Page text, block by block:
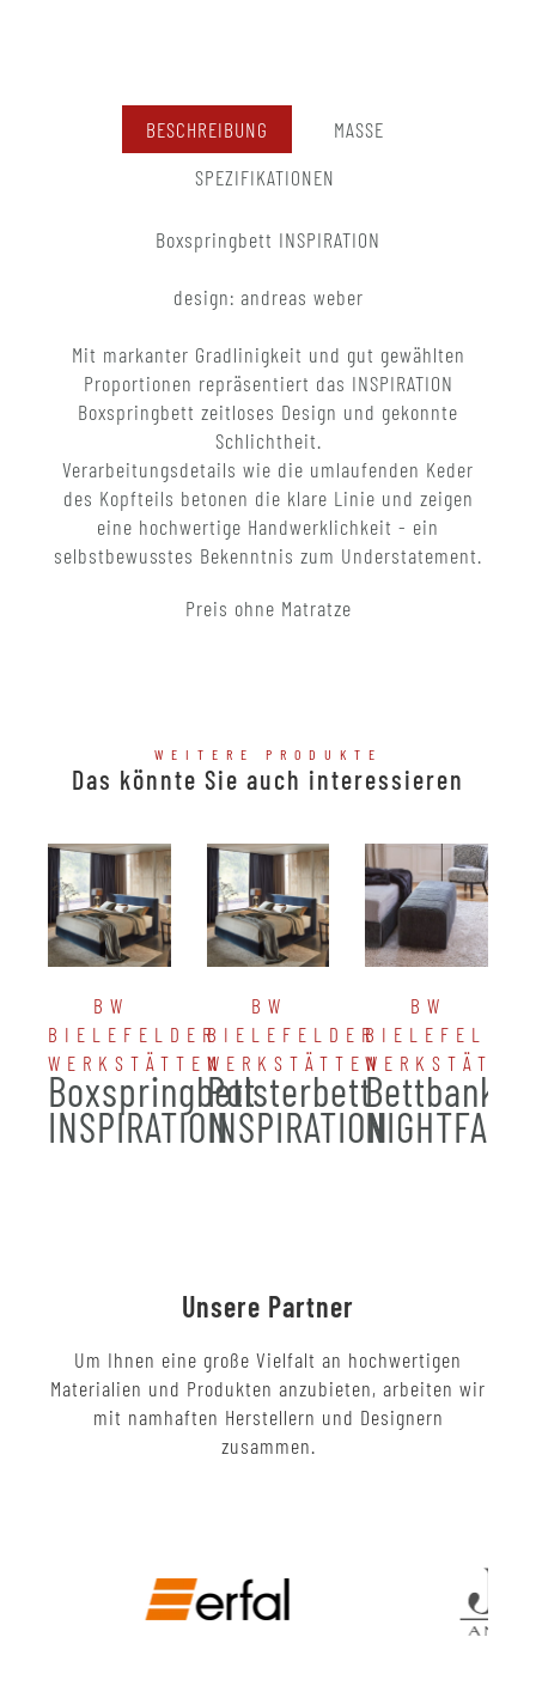
BESCHREIBUNG
MASSE
SPEZIFIKATIONEN
Boxspringbett INSPIRATION
design: andreas weber
Mit markanter Gradlinigkeit und gut gewählten
Proportionen repräsentiert das INSPIRATION
Boxspringbett zeitloses Design und gekonnte
Schlichtheit.
Verarbeitungsdetails wie die umlaufenden Keder
des Kopfteils betonen die klare Linie und zeigen
eine hochwertige Handwerklichkeit - ein
selbstbewusstes Bekenntnis zum Understatement.
Preis ohne Matratze
WEITERE PRODUKTE
Das könnte Sie auch interessieren
BW
BIELEFELDER
WERKSTÄTTEN
Boxspringbett
INSPIRATION
BW
BIELEFELDER
WERKSTÄTTEN
Polsterbett
INSPIRATION
BW
BIELEFELDER
Bettbank
NIGHTFALL
Unsere Partner
Um Ihnen eine große Vielfalt an hochwertigen
Materialien und Produkten anzubieten, arbeiten wir
mit namhaften Herstellern und Designern
zusammen.